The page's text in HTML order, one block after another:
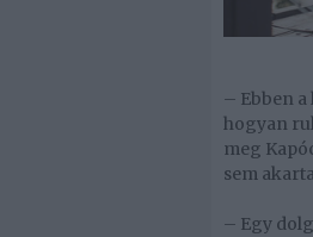
– Ebben
hogyan
meg
sem
– Egy